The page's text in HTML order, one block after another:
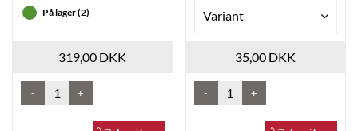
På lager (2)
319,00 DKK
- +
Variant
35,00 DKK
- +